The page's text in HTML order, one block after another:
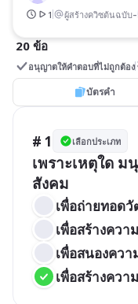
1 ผู้สร้างควิซต้นฉบับ-
20 ข้อ
อนุญาตให้คำตอบที่ไม่ถูกต้อง
บัตรคำ
# 1 เลือกประเภท
เพราะเหตุใด ม
สังคม
เพื่อถ่ายทอด
เพื่อสร้างควา
เพื่อสนองคว
เพื่อสร้างคว